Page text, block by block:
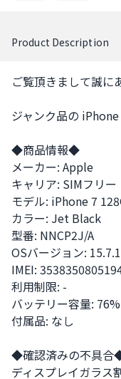
Product Description
ご覧頂きまして誠に
ジャンク品の iPhone
◆商品情報◆
メーカー: Apple
キャリア: SIMフリー
モデル: iPhone 7
カラー: Jet Black
型番: NNCP2J/A
OSバージョン: 15.7.1
IMEI:
利用制限: -
バッテリー容量: 76%
付属品: なし
◆確認済みの不具
ディスプレイガラス